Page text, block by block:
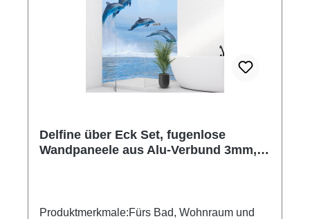
Delfine über Eck Set, fugenlose
Wandpaneele aus Alu-Verbund 3mm,
Produktmerkmale:Fürs Bad, Wohnraum und